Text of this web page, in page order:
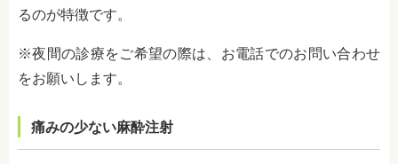
るのが特徴です。
※夜間の診療をご希望の際は、お電話でのお問い合わせ
をお願いします。
痛みの少ない麻酔注射